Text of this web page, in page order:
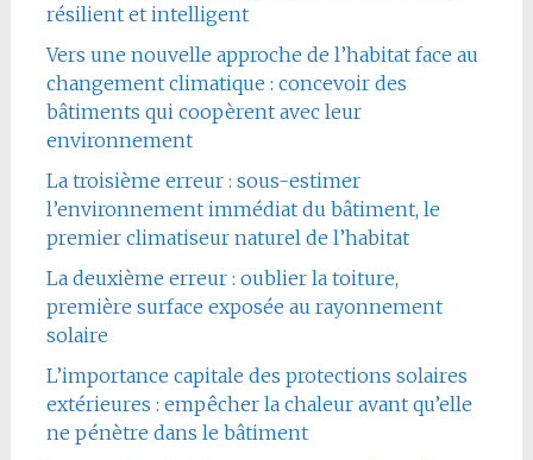
résilient et intelligent
Vers une nouvelle approche de l’habitat face au
changement climatique : concevoir des
bâtiments qui coopèrent avec leur
environnement
La troisième erreur : sous-estimer
l’environnement immédiat du bâtiment, le
premier climatiseur naturel de l’habitat
La deuxième erreur : oublier la toiture,
première surface exposée au rayonnement
solaire
L’importance capitale des protections solaires
extérieures : empêcher la chaleur avant qu’elle
ne pénètre dans le bâtiment